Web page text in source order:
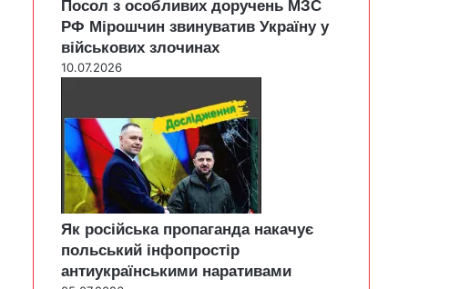
Посол з особливих доручень МЗС
РФ Мірошчин звинуватив Україну у
військових злочинах
10.07.2026
Як російська пропаганда накачує
польський інфопростір
антиукраїнськими наративами